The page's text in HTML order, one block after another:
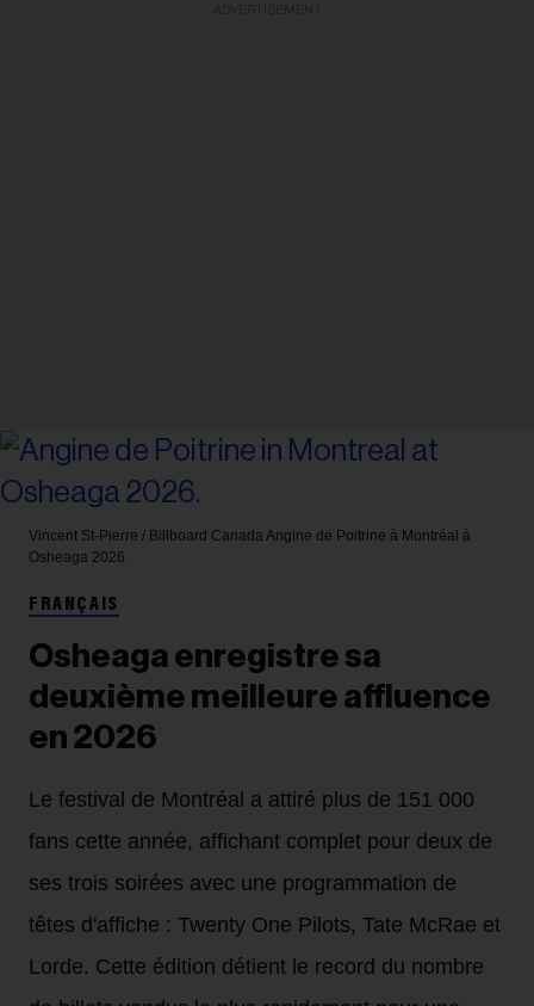
Vincent St-Pierre / Billboard Canada Angine de Poitrine à Montréal à
Osheaga 2026.
FRANÇAIS
Osheaga enregistre sa
deuxième meilleure affluence
en 2026
Le festival de Montréal a attiré plus de 151 000
fans cette année, affichant complet pour deux de
ses trois soirées avec une programmation de
têtes d'affiche : Twenty One Pilots, Tate McRae et
Lorde. Cette édition détient le record du nombre